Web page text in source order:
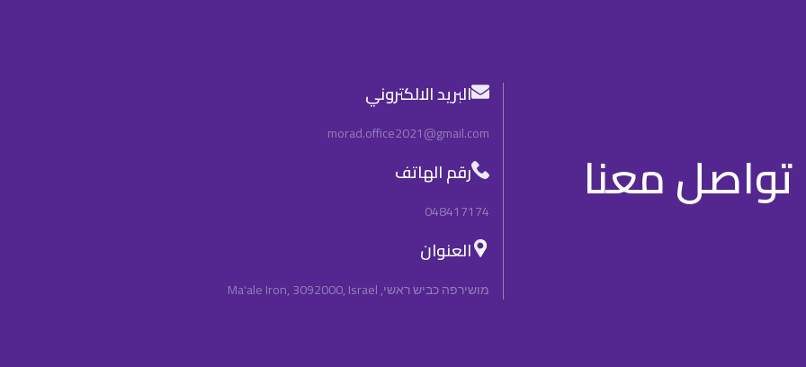
تواصل معنا
البريد الالكتروني
morad.office2021@gmail.com
رقم الهاتف
048417174
العنوان
מושירפה כביש ראשי, Ma'ale Iron, 3092000, Israel